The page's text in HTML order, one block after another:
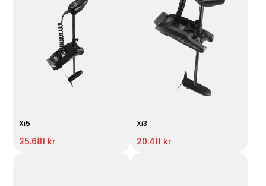
Xi5
25.681 kr
Xi3
20.411 kr